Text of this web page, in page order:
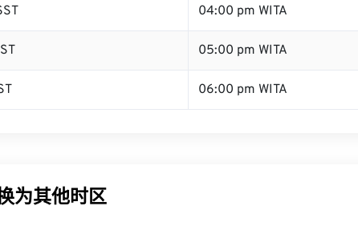
04:00 pm WITA
05:00 pm WITA
06:00 pm WITA
为其他时区